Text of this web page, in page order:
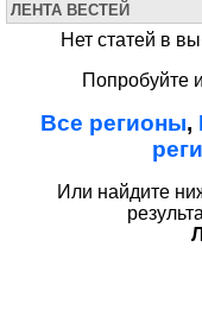
ЛЕНТА ВЕСТЕЙ
Нет статей в
Попробуйте
Все регионы,
Или найдите